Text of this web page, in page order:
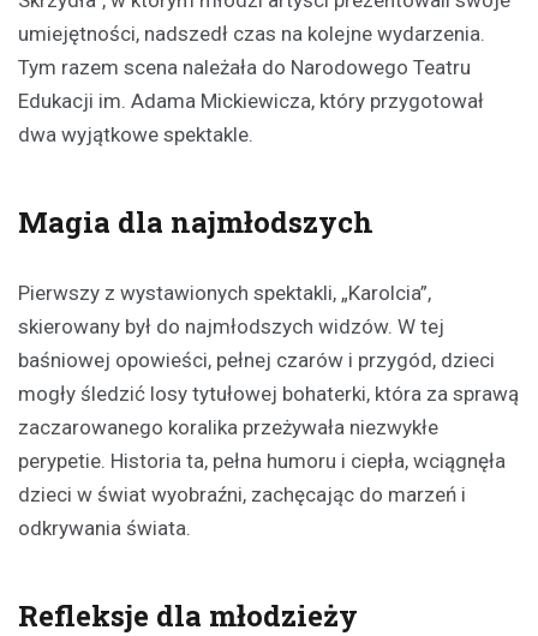
umiejętności, nadszedł czas na kolejne wydarzenia.
Tym razem scena należała do Narodowego Teatru
Edukacji im. Adama Mickiewicza, który przygotował
dwa wyjątkowe spektakle.
Magia dla najmłodszych
Pierwszy z wystawionych spektakli, „Karolcia”,
skierowany był do najmłodszych widzów. W tej
baśniowej opowieści, pełnej czarów i przygód, dzieci
mogły śledzić losy tytułowej bohaterki, która za sprawą
zaczarowanego koralika przeżywała niezwykłe
perypetie. Historia ta, pełna humoru i ciepła, wciągnęła
dzieci w świat wyobraźni, zachęcając do marzeń i
odkrywania świata.
Refleksje dla młodzieży